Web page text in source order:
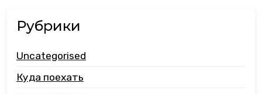
Рубрики
Uncategorised
Куда поехать